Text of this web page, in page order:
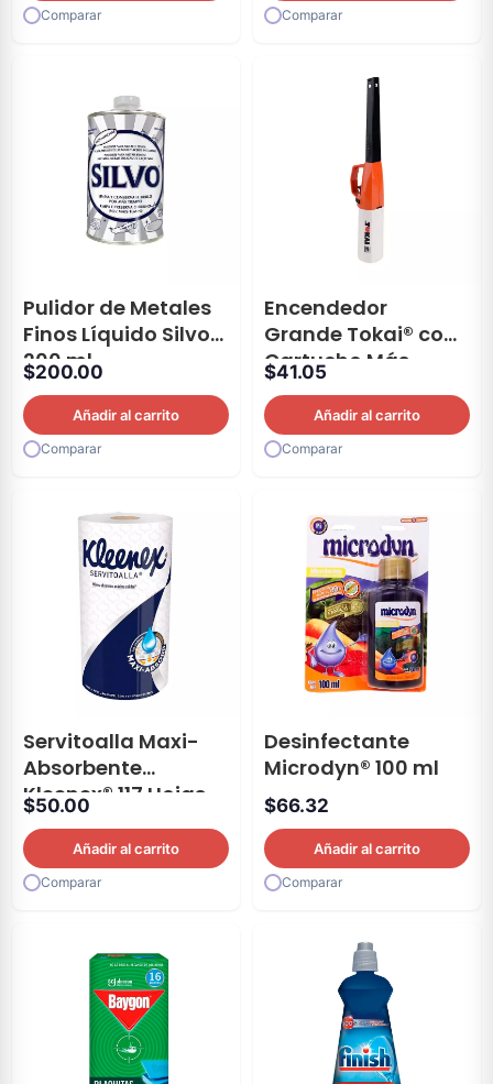
Comparar Comparar
Pulidor de Metales
Finos Líquido Silvo©
200 ml
$200.00
Añadir al carrito
Comparar
Encendedor
Grande Tokai® con
Cartucho Más
Repuesto 2 Piezas
$41.05
Añadir al carrito
Comparar
Servitoalla Maxi-
Absorbente
Kleenex® 117 Hojas
$50.00
Añadir al carrito
Comparar
Desinfectante
Microdyn® 100 ml
$66.32
Añadir al carrito
Comparar